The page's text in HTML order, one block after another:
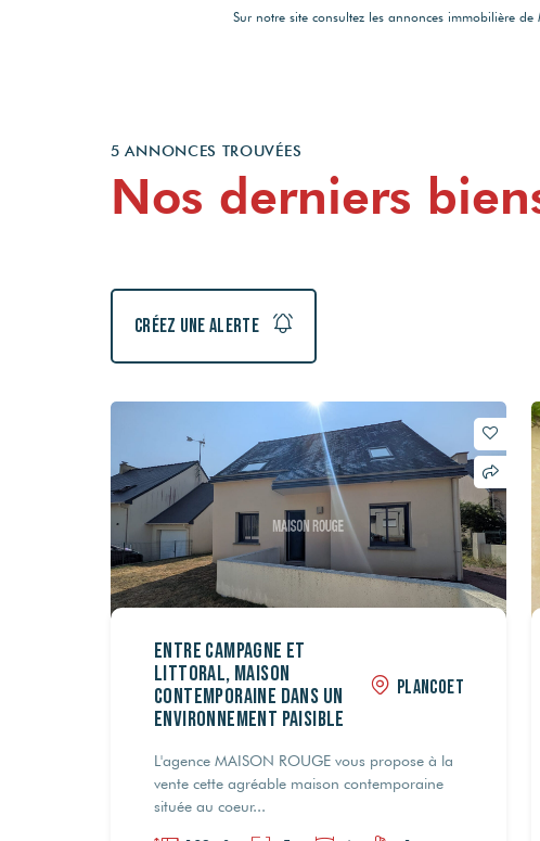
Sur notre site consultez les annonces immobilière de
5 ANNONCES TROUVÉES
Nos derniers
Créez une alerte
Entre campagne et
littoral, maison
contemporaine dans un
environnement paisible
PLANCOET
L'agence MAISON ROUGE vous propose à la
vente cette agréable maison contemporaine
située au coeur...